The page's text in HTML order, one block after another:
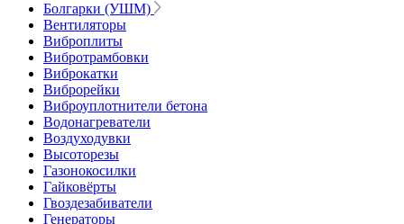
Болгарки (УШМ)
Вентиляторы
Виброплиты
Вибротрамбовки
Виброкатки
Виброрейки
Виброуплотнители бетона
Водонагреватели
Воздуходувки
Высоторезы
Газонокосилки
Гайковёрты
Гвоздезабиватели
Генераторы